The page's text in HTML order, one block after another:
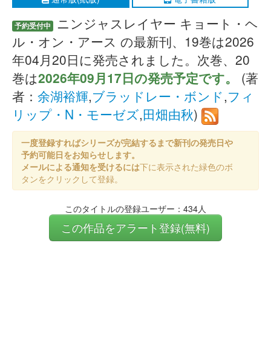
予約受付中
ニンジャスレイヤー キョート・ヘ
ル・オン・アース の最新刊、19巻は2026
年04月20日に発売されました。次巻、20
巻は2026年09月17日の発売予定です。
(著
者： 余湖裕輝,ブラッドレー・ボンド,フィ
リップ・N・モーゼズ,田畑由秋)
一度登録すればシリーズが完結するまで新刊の発売日や
予約可能日をお知らせします。
メールによる通知を受けるには下に表示された緑色のボ
タンをクリックして登録。
このタイトルの登録ユーザー：434人
この作品をアラート登録(無料)